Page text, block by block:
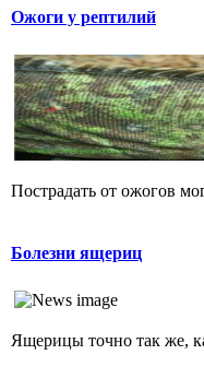
Ожоги у рептилий
Пострадать от ожогов
Болезни ящериц
Ящерицы точно так же,